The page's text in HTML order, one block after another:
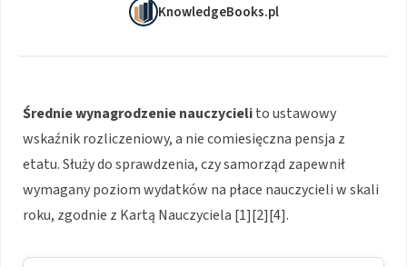
KnowledgeBooks.pl
Średnie wynagrodzenie nauczycielito ustawowy
wskaźnik rozliczeniowy, a nie comiesięczna pensja z
etatu. Służy do sprawdzenia, czy samorząd zapewnił
wymagany poziom wydatków na płace nauczycieli w skali
roku, zgodnie z Kartą Nauczyciela [1][2][4].